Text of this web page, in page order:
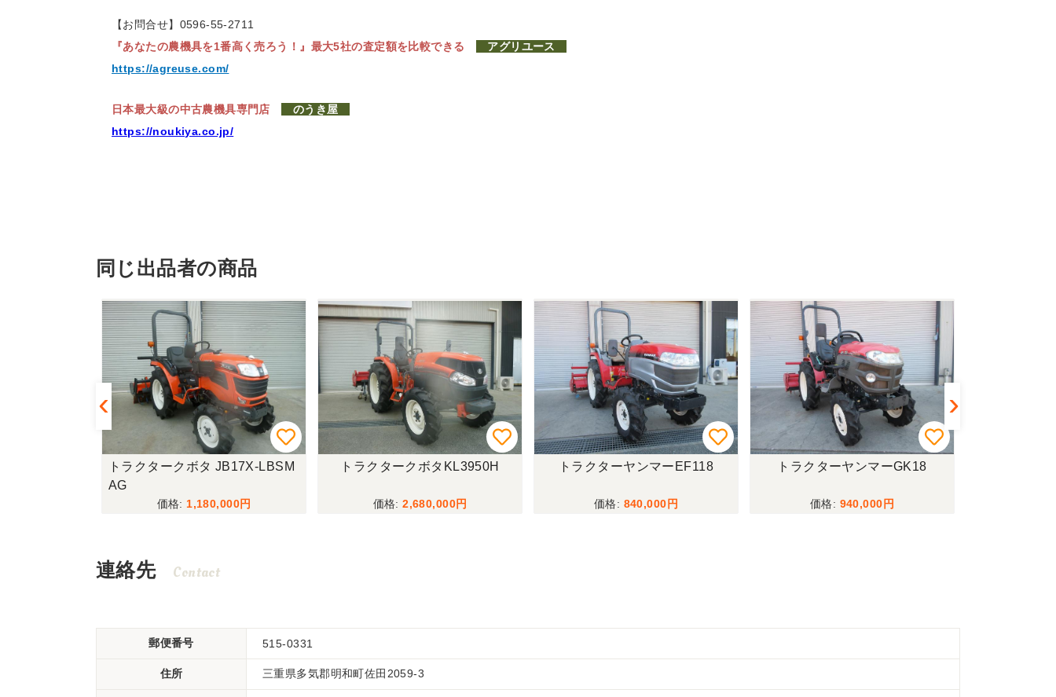
【お問合せ】0596-55-2711
『あなたの農機具を1番高く売ろう！』 最大5社の査定額を比較できる
アグリユース
https://agreuse.com/
日本最大級の中古農機具専門店
のうき屋
https://noukiya.co.jp/
同じ出品者の商品
トラクタークボタ JB17X-LBSM
AG
1,180,000
トラクタークボタKL3950H
2,680,000
トラクターヤンマーEF118
840,000
トラクターヤンマーGK18
940,000
連絡先 Contact
郵便番号 515-0331
住所 三重県多気郡明和町佐田2059-3